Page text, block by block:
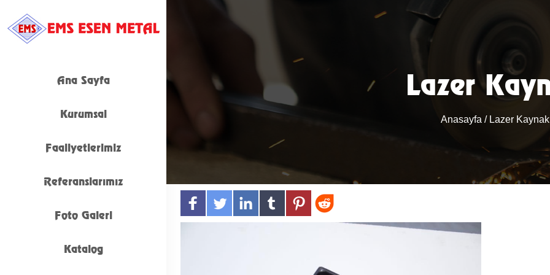
Ana Sayfa
Kurumsal
Faaliyetlerimiz
Referanslarımız
Foto Galeri
Katalog
Lazer
Anasayfa / Lazer Kaynak